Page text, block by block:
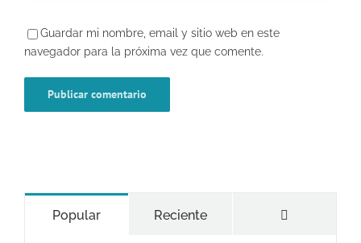
Guardar mi nombre, email y sitio web en este
navegador para la próxima vez que comente.
Popular Reciente